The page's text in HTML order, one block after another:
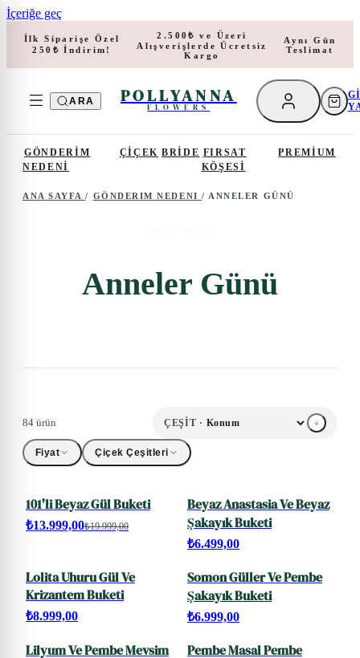
İçeriğe geç
İlk Siparişe Özel
250₺ İndirim!
2.500₺ ve Üzeri
Alışverişlerde Ücretsiz
Kargo
Aynı Gün
Teslimat
ARA POLLYANNA
FLOWERS
GÖNDERIM
NEDENI
ÇIÇEK BRIDE FIRSAT
KÖŞESI
PREMIUM
ANA SAYFA/ GÖNDERIM NEDENI/ ANNELER GÜNÜ
Anneler Günü
84 ürün
Fiyat Çiçek Çeşitleri
ÇEŞIT ·
SALE
101'li Beyaz Gül Buketi
₺13.999,00₺19.999,00
Beyaz Anastasia Ve Beyaz
Şakayık Buketi
₺6.499,00
Lolita Uhuru Gül Ve
Krizantem Buketi
₺8.999,00
Somon Güller Ve Pembe
Şakayık Buketi
₺6.999,00
Lilyum Ve Pembe Mevsim
Pembe Masal Pembe